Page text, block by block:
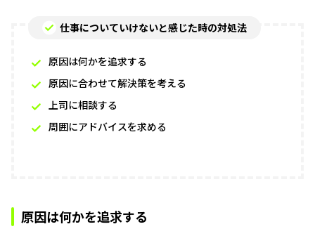
仕事についていけないと感じた時の対処法
原因は何かを追求する
原因に合わせて解決策を考える
上司に相談する
周囲にアドバイスを求める
原因は何かを追求する